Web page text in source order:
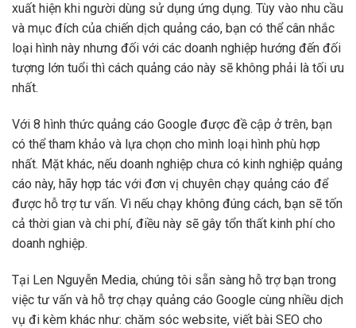
xuất hiện khi người dùng sử dụng ứng dụng. Tùy vào nhu cầu
và mục đích của chiến dịch quảng cáo, bạn có thể cân nhắc
loại hình này nhưng đối với các doanh nghiệp hướng đến đối
tượng lớn tuổi thì cách quảng cáo này sẽ không phải là tối ưu
nhất.
Với 8 hình thức quảng cáo Google được đề cập ở trên, bạn
có thể tham khảo và lựa chọn cho mình loại hình phù hợp
nhất. Mặt khác, nếu doanh nghiệp chưa có kinh nghiệp quảng
cáo này, hãy hợp tác với đơn vị chuyên chạy quảng cáo để
được hỗ trợ tư vấn. Vì nếu chạy không đúng cách, bạn sẽ tốn
cả thời gian và chi phí, điều này sẽ gây tổn thất kinh phí cho
doanh nghiệp.
Tại Len Nguyễn Media, chúng tôi sẵn sàng hỗ trợ bạn trong
việc tư vấn và hỗ trợ chạy quảng cáo Google cùng nhiều dịch
vụ đi kèm khác như: chăm sóc website, viết bài SEO cho